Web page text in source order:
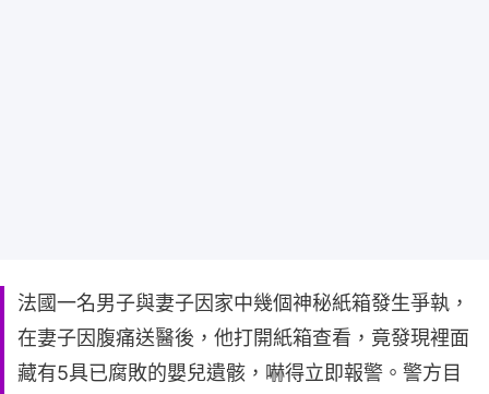
法國一名男子與妻子因家中幾個神秘紙箱發生爭執，
在妻子因腹痛送醫後，他打開紙箱查看，竟發現裡面
藏有5具已腐敗的嬰兒遺骸，嚇得立即報警。警方目